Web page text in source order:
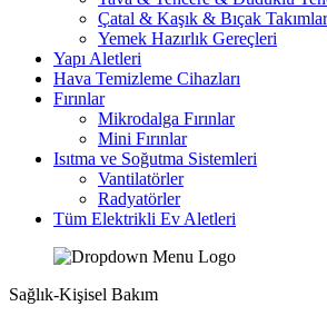
Çatal & Kaşık & Bıçak
Yemek Hazırlık Gereçleri
Yapı Aletleri
Hava Temizleme Cihazları
Fırınlar
Mikrodalga Fırınlar
Mini Fırınlar
Isıtma ve Soğutma Sistemleri
Vantilatörler
Radyatörler
Tüm Elektrikli Ev Aletleri
Sağlık-Kişisel Bakım